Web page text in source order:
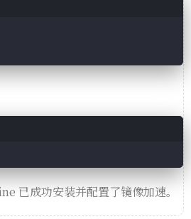
已成功安装并配置了镜像加速。